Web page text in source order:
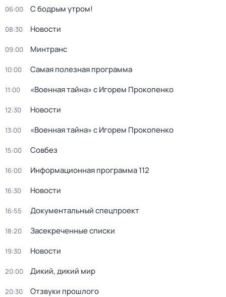
06:00 С бодрым утром!
08:30 Новости
09:00 Минтранс
10:00 Самая полезная программа
11:00 «Военная тайна» с Игорем Прокопенко
12:30 Новости
13:00 «Военная тайна» с Игорем Прокопенко
15:00 Совбез
16:00 Информационная программа 112
16:30 Новости
16:55 Документальный спецпроект
18:20 Зacекрeченные cписки
19:30 Новости
20:00 Дикий, дикий мир
20:30 Oтзвуки прошлoго